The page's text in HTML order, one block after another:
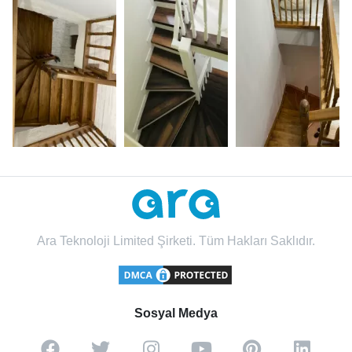
Ara Teknoloji Limited Şirketi. Tüm Hakları Saklıdır.
Sosyal Medya